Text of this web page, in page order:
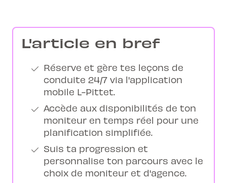
L'article en bref
Réserve et gère tes leçons de
conduite 24/7 via l'application
mobile L-Pittet.
Accède aux disponibilités de ton
moniteur en temps réel pour une
planification simplifiée.
Suis ta progression et
personnalise ton parcours avec le
choix de moniteur et d'agence.